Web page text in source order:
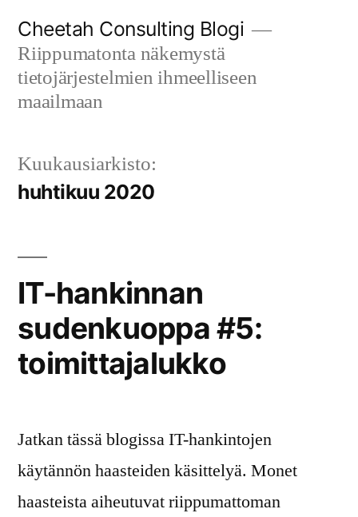
sisältöön
Cheetah Consulting Blogi
Riippumatonta näkemystä
tietojärjestelmien ihmeelliseen
maailmaan
Kuukausiarkisto:
huhtikuu 2020
IT-hankinnan
sudenkuoppa #5:
toimittajalukko
Jatkan tässä blogissa IT-hankintojen
käytännön haasteiden käsittelyä. Monet
haasteista aiheutuvat riippumattoman